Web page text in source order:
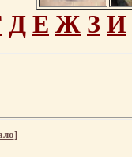
Д Е Ж З И
]